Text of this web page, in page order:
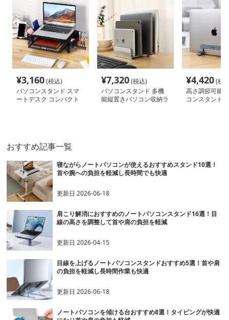
¥3,160(税込)
パソコンスタンド スマ
ートデスク コンパクト
¥7,320(税込)
パソコンスタンド 多機
能縦置きパソコン収納ラ
¥4,420(税
高さ調節可能
コンスタンド
おすすめ記事一覧
寝ながらノートパソコンが使えるおすすめスタンド10選！
首や腕への負担を軽減し長時間でも快適
更新日2026-06-18
肩こり解消におすすめのノートパソコンスタンド16選！目
線の高さを調整して首や肩の負担を軽減
更新日2026-04-15
目線を上げるノートパソコンスタンドおすすめ5選！首や肩
の負担を軽減し長時間作業も快適
更新日2026-06-18
ノートパソコンを傾ける台おすすめ8選！タイピングが快適